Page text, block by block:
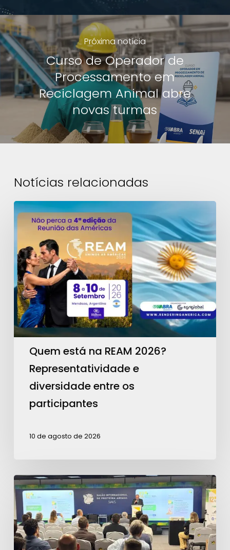
Próxima notícia
Curso de Operador de
Processamento em
Reciclagem Animal abre
novas turmas
Notícias relacionadas
Quem
está
REAM
2026?
Representatividade
e
diversidade
entre
participantes
Quem está na REAM 2026?
Representatividade e
diversidade entre os
participantes
10 de agosto de 2026
12º
Diálogo
Técnico
debate
eficiência